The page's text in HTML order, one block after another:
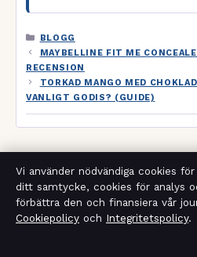
KATEGORIER
BLOGG
MAYBELLINE FIT ME
RECENSION
TORKAD MANGO MED
VANLIGT GODIS? (GUIDE)
Sök
Vi använder nödvändiga cookies
ditt samtycke, cookies för analys
förbättra den och finansiera vår
Cookiepolicy och Integritetspolicy.